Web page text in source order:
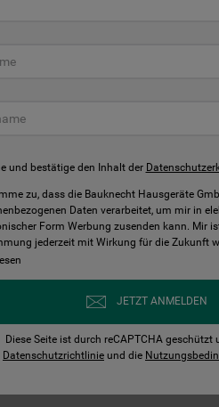
und herunterladen
und bestätige den Inhalt der
zu, dass die Bauknecht Hausgeräte
Daten verarbeitet, um mir in
Form Werbung zusenden kann. Mir
jederzeit mit Wirkung für die Zukunft
JETZT ANMELDEN
Diese Seite ist durch reCAPTCHA geschützt
Datenschutzrichtlinie und die